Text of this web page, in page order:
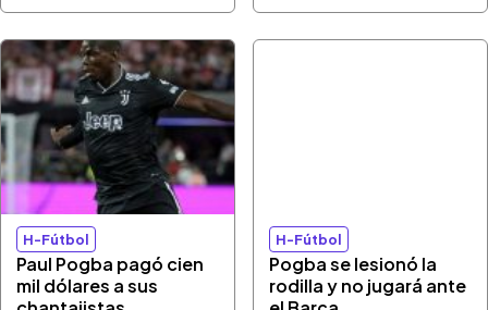
H-Fútbol
Paul Pogba pagó cien
mil dólares a sus
H-Fútbol
Pogba se lesionó la
rodilla y no jugará ante